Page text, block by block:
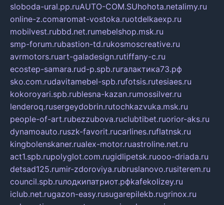
sloboda-ural.pp.ruAUTO-COM.SUhohota.netalimy.ru
online-z.comaromat-vostoka.ruotdelkaexp.ru
mobilvest.rubbd.net.rumebelshop.msk.ru
smp-forum.rubastion-td.rukosmoscreative.ru
avrmotors.ruart-galadesign.rutiffany-c.ru
ecostep-samara.rud-p.spb.ruгалактика73.рф
sko.com.rudavitamebel-spb.rufotsis.rutesiaes.ru
kokoroyari.spb.rublesna-kazan.rumossilver.ru
lenderoq.rusergeydobrin.rutochkazvuka.msk.ru
people-of-art.rubezzubova.ruclubtibet.ruorior-aks.ru
dynamoauto.ruszk-favorit.rucarlines.ruflatnsk.ru
kingbolenskaner.rualex-motor.ruastroline.net.ru
act1.spb.rupolyglot.com.rugidlipetsk.ruooo-driada.ru
detsad125.rumir-zdoroviya.rubruslanovo.rusiterem.ru
council.spb.ruлодкипатриот.рфkafekolizey.ru
iclub.net.rugazon-easy.rusugarepilekb.rugrinox.ru